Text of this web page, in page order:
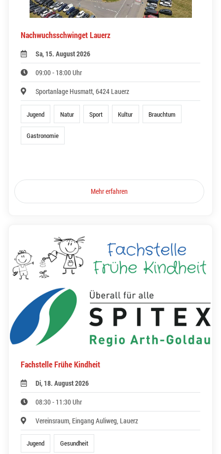
Nachwuchsschwinget Lauerz
Sa, 15. August 2026
09:00 - 18:00 Uhr
Sportanlage Husmatt, 6424 Lauerz
Jugend Natur Sport Kultur Brauchtum
Gastronomie
Mehr erfahren
Fachstelle Frühe Kindheit
Di, 18. August 2026
08:30 - 11:30 Uhr
Vereinsraum, Eingang Auliweg, Lauerz
Jugend Gesundheit